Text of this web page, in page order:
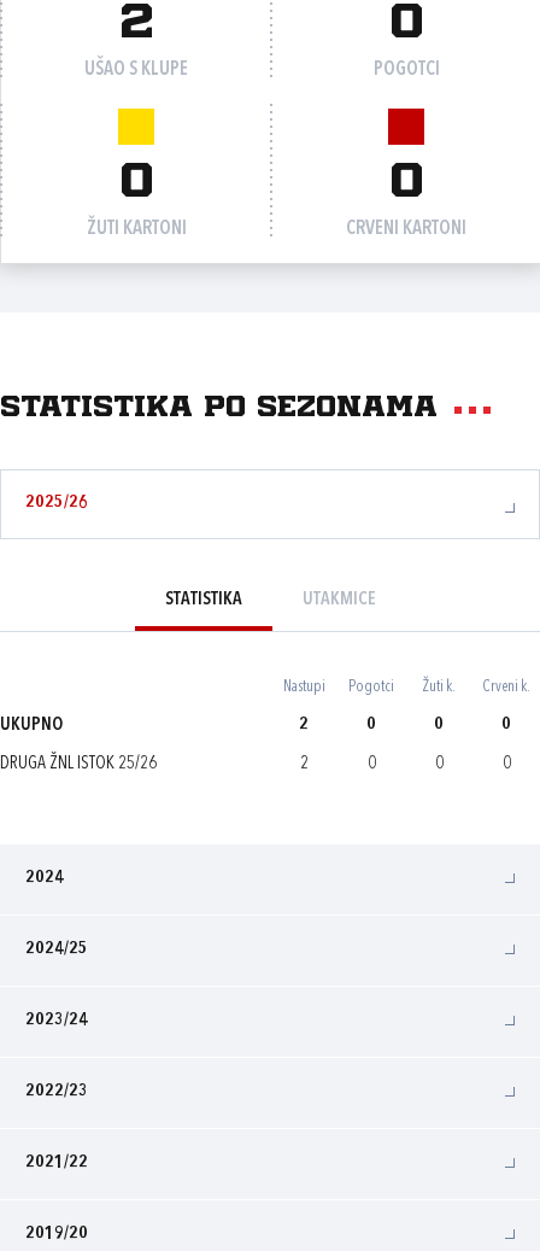
2
UŠAO S KLUPE
0
POGOTCI
0
ŽUTI KARTONI
0
CRVENI KARTONI
Statistika po sezonama
2025/26
STATISTIKA UTAKMICE
Nastupi Pogotci Žuti k. Crveni k.
UKUPNO 2 0 0 0
DRUGA ŽNL ISTOK 25/26 2 0 0 0
2024
2024/25
2023/24
2022/23
2021/22
2019/20